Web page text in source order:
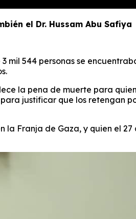
el Dr. Hussam Abu Safiya
mil 544 personas se
la pena de muerte para
justificar que los retengan
Franja de Gaza, y quien el